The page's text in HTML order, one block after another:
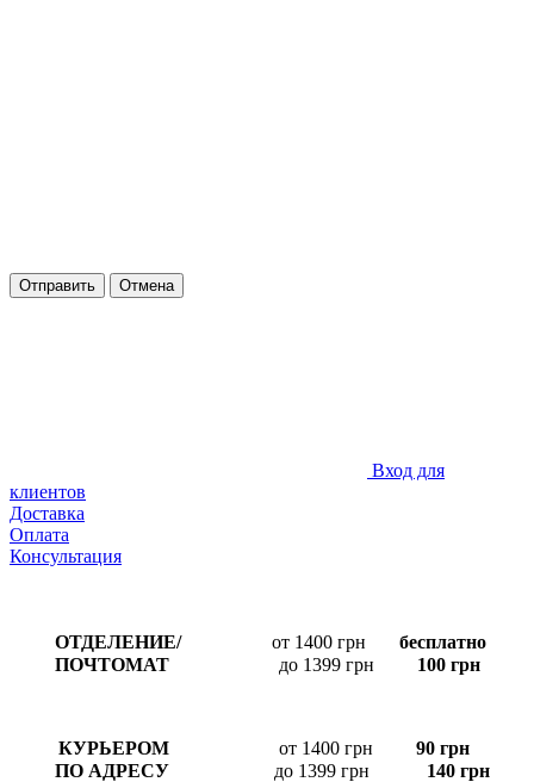
Отправить Отмена
Вход для
клиентов
Доставка
Оплата
Консультация
ОТДЕЛЕНИЕ/от 1400 грн бесплатно
ПОЧТОМАТ до 1399 грн 100 грн
КУРЬЕРОМ от 1400 грн 90 грн
ПО АДРЕСУ до 1399 грн 140 грн